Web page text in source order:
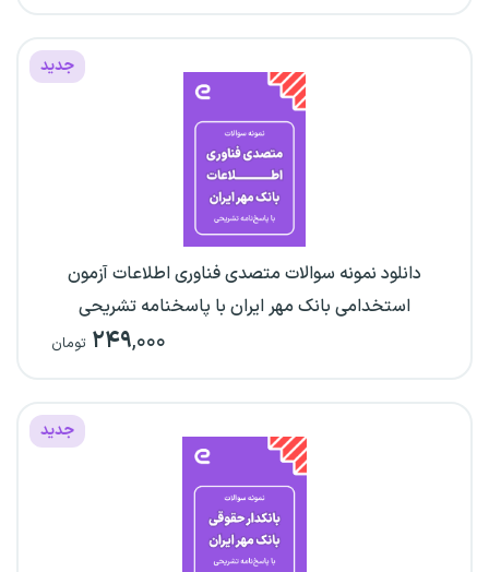
جدید
دانلود نمونه سوالات متصدی فناوری اطلاعات آزمون
استخدامی بانک مهر ایران با پاسخنامه تشریحی
۲۴۹,۰۰۰ تومان
جدید